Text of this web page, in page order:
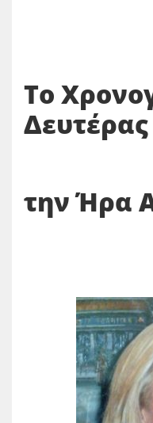
Το
Δευτέρας
την Ήρα